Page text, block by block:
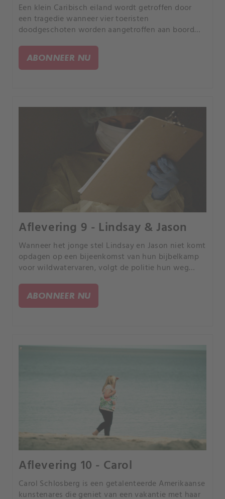
Een klein Caribisch eiland wordt getroffen door
een tragedie wanneer vier toeristen
doodgeschoten worden aangetroffen aan boord
lukt het de detectives de moordenaar te pakken
voordat het te laat is?.
ABONNEER NU
Aflevering 9 - Lindsay & Jason
Wanneer het jonge stel Lindsay en Jason niet komt
opdagen op een bijeenkomst van hun bijbelkamp
voor wildwatervaren, volgt de politie hun weg
uiteindelijk ontdekt op een strand.
ABONNEER NU
Aflevering 10 - Carol
Carol Schlosberg is een getalenteerde Amerikaanse
kunstenares die geniet van een vakantie met haar